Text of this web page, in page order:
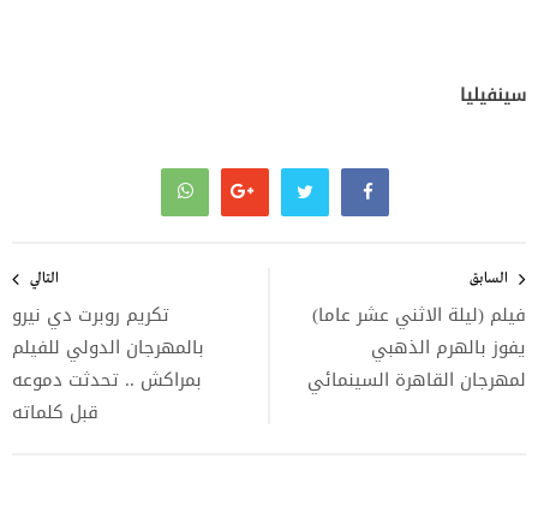
سينفيليا
المقالات
السابق
فيلم (ليلة الاثني عشر عاما)
يفوز بالهرم الذهبي
لمهرجان القاهرة السينمائي
التالي
تكريم روبرت دي نيرو
بالمهرجان الدولي للفيلم
بمراكش .. تحدثت دموعه
قبل كلماته